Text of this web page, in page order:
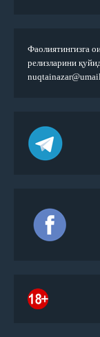
Фаолиятингизга
релизларини